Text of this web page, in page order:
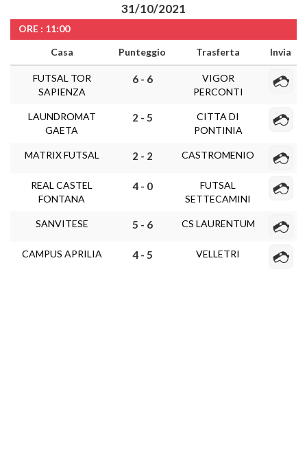
31/10/2021
ORE : 11:00
Casa
Punteggio Trasferta Invia
FUTSAL TOR
SAPIENZA
6 - 6
VIGOR
PERCONTI
LAUNDROMAT
GAETA
2 - 5
CITTA DI
PONTINIA
MATRIX FUTSAL 2 - 2 CASTROMENIO
REAL CASTEL
FONTANA
4 - 0
FUTSAL
SETTECAMINI
SANVITESE 5 - 6 CS LAURENTUM
CAMPUS APRILIA 4 - 5 VELLETRI